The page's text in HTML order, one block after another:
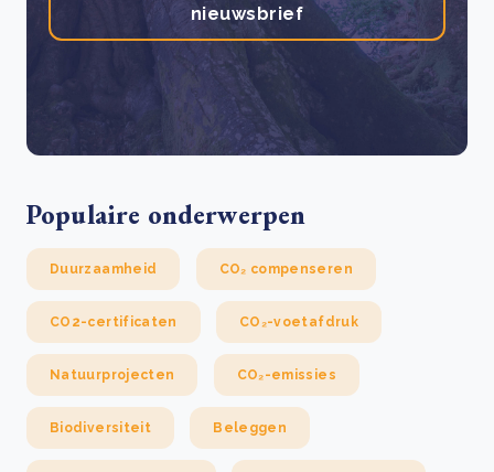
nieuwsbrief
Populaire onderwerpen
Duurzaamheid CO₂ compenseren
CO2-certificaten CO₂-voetafdruk
Natuurprojecten CO₂-emissies
Biodiversiteit Beleggen